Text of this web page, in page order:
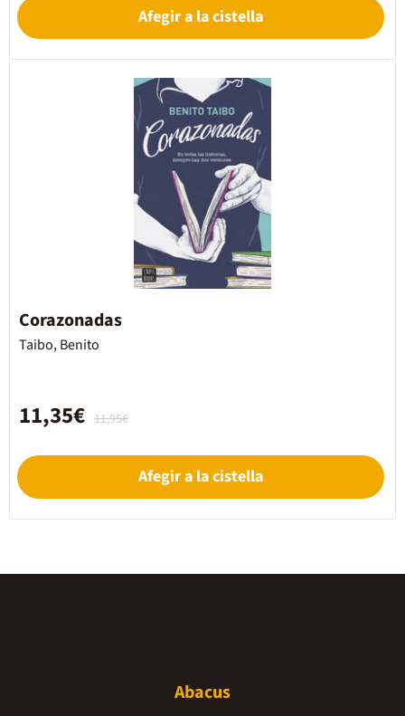
Afegir a la cistella
Corazonadas
Taibo, Benito
11,95€
11,35€
Afegir a la cistella
Abacus